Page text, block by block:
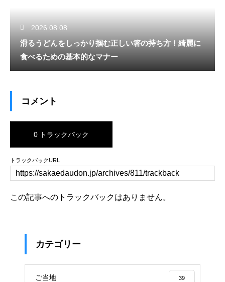
2026.08.08
滑るうどんをしっかり掴む正しい箸の持ち方！綺麗に
食べるための基本的なマナー
コメント
0 トラックバック
トラックバックURL
この記事へのトラックバックはありません。
カテゴリー
ご当地 39